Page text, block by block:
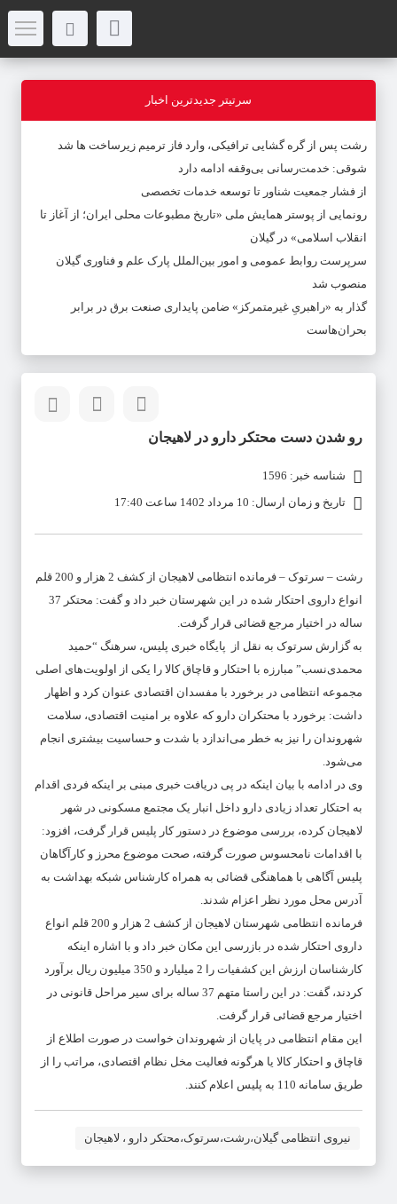
سرتیتر جدیدترین اخبار
رشت پس از گره گشایی ترافیکی، وارد فاز ترمیم زیرساخت ها شد
شوقی: خدمت‌رسانی بی‌وقفه ادامه دارد
از فشار جمعیت شناور تا توسعه خدمات تخصصی
رونمایی از پوستر همایش ملی «تاریخ مطبوعات محلی ایران؛ از آغاز تا
انقلاب اسلامی» در گیلان
سرپرست روابط عمومی و امور بین‌الملل پارک علم و فناوری گیلان
منصوب شد
گذار به «راهبریِ غیرمتمرکز» ضامن پایداری صنعت برق در برابر
بحران‌هاست
رو شدن دست محتکر دارو در لاهیجان
شناسه خبر: 1596
تاریخ و زمان ارسال: 10 مرداد 1402 ساعت 17:40
رشت – سرتوک – فرمانده انتظامی لاهیجان از کشف 2 هزار و 200 قلم
انواع داروی احتکار شده در این شهرستان خبر داد و گفت: محتکر 37
ساله در اختیار مرجع قضائی قرار گرفت.
به گزارش سرتوک به نقل از پایگاه خبری پلیس، سرهنگ “حمید
محمدی‌نسب” مبارزه با احتکار و قاچاق کالا را یکی از اولویت‌های اصلی
مجموعه انتظامی در برخورد با مفسدان اقتصادی عنوان کرد و اظهار
داشت: برخورد با محتکران دارو که علاوه بر امنیت اقتصادی، سلامت
شهروندان را نیز به خطر می‌اندازد با شدت و حساسیت بیشتری انجام
می‌شود.
وی در ادامه با بیان اینکه در پی دریافت خبری مبنی بر اینکه فردی اقدام
به احتکار تعداد زیادی دارو داخل انبار یک مجتمع مسکونی در شهر
لاهیجان کرده، بررسی موضوع در دستور کار پلیس قرار گرفت، افزود:
با اقدامات نامحسوس صورت گرفته، صحت موضوع محرز و کارآگاهان
پلیس آگاهی با هماهنگی قضائی به همراه کارشناس شبکه بهداشت به
آدرس محل مورد نظر اعزام شدند.
فرمانده انتظامی شهرستان لاهیجان از کشف 2 هزار و 200 قلم انواع
داروی احتکار شده در بازرسی این مکان خبر داد و با اشاره اینکه
کارشناسان ارزش این کشفیات را 2 میلیارد و 350 میلیون ریال برآورد
کردند، گفت: در این راستا متهم 37 ساله برای سیر مراحل قانونی در
اختیار مرجع قضائی قرار گرفت.
این مقام انتظامی در پایان از شهروندان خواست در صورت اطلاع از
قاچاق و احتکار کالا یا هرگونه فعالیت مخل نظام اقتصادی، مراتب را از
طریق سامانه 110 به پلیس اعلام کنند.
نیروی انتظامی گیلان،رشت،سرتوک،محتكر دارو ، لاهیجان